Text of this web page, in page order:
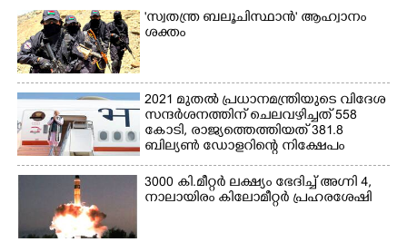
'സ്വതന്ത്ര ബലൂചിസ്ഥാൻ' ആഹ്വാനം
ശക്തം
2021 മുതൽ പ്രധാനമന്ത്രിയുടെ വിദേശ
സന്ദർശനത്തിന് ചെലവഴിച്ചത് 558
കോടി, രാജ്യത്തെത്തിയത് 381.8
ബില്യൺ ഡോളറിന്റെ നിക്ഷേപം
3000 കി.മീറ്റർ ലക്ഷ്യം ഭേദിച്ച് അഗ്നി 4,
നാലായിരം കിലോമീറ്റർ പ്രഹരശേഷി